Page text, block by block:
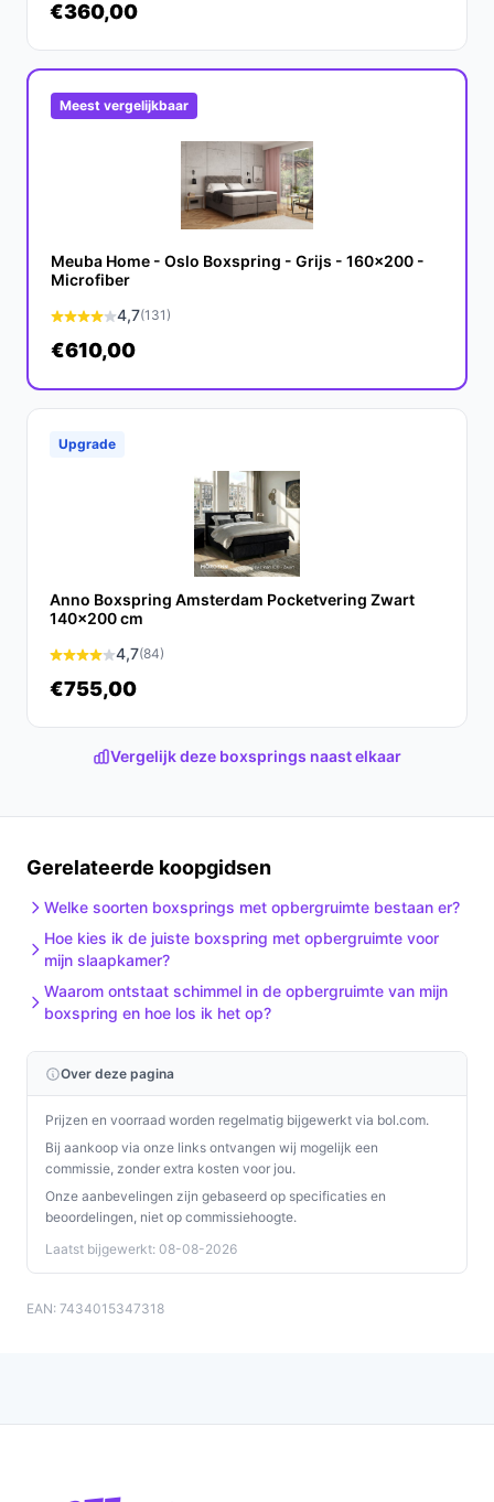
Wat zijn de belangrijkste verschillen met een
traditionele boxspring?
De Milou boxspring biedt extra opbergruimte en een
betere ventilatie door de koudschuim topper, wat
traditionele modellen vaak niet hebben.
De Boxspring met Opbergruimte Milou is een slimme
keuze voor wie comfort en functionaliteit wil
combineren. Geniet van een opgeruimde slaapkamer en
een goede nachtrust.
Ontdek alle specificaties en vergelijk prijzen op beste-
boxspring.nl. Kies bewust wat perfect past bij jouw
behoeften!
€360,00
Meest vergelijkbaar
Meuba Home - Oslo Boxspring - Grijs - 160x200 -
Microfiber
4,7(131)
€610,00
Upgrade
Anno Boxspring Amsterdam Pocketvering Zwart
140x200 cm
4,7(84)
€755,00
Vergelijk deze boxsprings naast elkaar
Gerelateerde koopgidsen
Welke soorten boxsprings met opbergruimte bestaan er?
Hoe kies ik de juiste boxspring met opbergruimte voor
mijn slaapkamer?
Waarom ontstaat schimmel in de opbergruimte van mijn
boxspring en hoe los ik het op?
Over deze pagina
Prijzen en voorraad worden regelmatig bijgewerkt via bol.com.
Bij aankoop via onze links ontvangen wij mogelijk een
commissie, zonder extra kosten voor jou.
Onze aanbevelingen zijn gebaseerd op specificaties en
beoordelingen, niet op commissiehoogte.
Laatst bijgewerkt: 08-08-2026
EAN: 7434015347318